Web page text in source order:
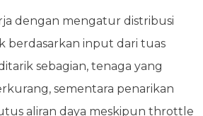
dengan mengatur distribusi
berdasarkan input dari tuas
sebagian, tenaga yang
sementara penarikan
aliran daya meskipun throttle